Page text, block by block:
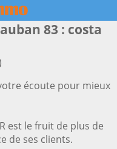
83 : costa
écoute pour mieux
est le fruit de plus de
de ses clients.